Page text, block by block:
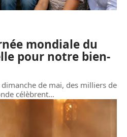
mondiale du
pour notre bien-
de mai, des milliers de
célèbrent…